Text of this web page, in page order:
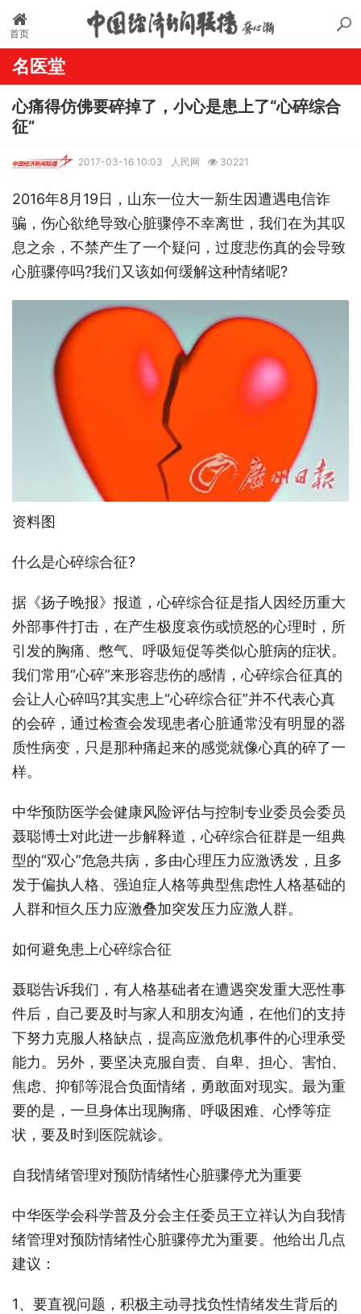
首页
名医堂
心痛得仿佛要碎掉了，小心是患上了“心碎综合
征”
2017-03-16 10:03 人民网 30221
2016年8月19日，山东一位大一新生因遭遇电信诈
骗，伤心欲绝导致心脏骤停不幸离世，我们在为其叹
息之余，不禁产生了一个疑问，过度悲伤真的会导致
心脏骤停吗?我们又该如何缓解这种情绪呢?
资料图
什么是心碎综合征?
据《扬子晚报》报道，心碎综合征是指人因经历重大
外部事件打击，在产生极度哀伤或愤怒的心理时，所
引发的胸痛、憋气、呼吸短促等类似心脏病的症状。
我们常用“心碎”来形容悲伤的感情，心碎综合征真的
会让人心碎吗?其实患上“心碎综合征”并不代表心真
的会碎，通过检查会发现患者心脏通常没有明显的器
质性病变，只是那种痛起来的感觉就像心真的碎了一
样。
中华预防医学会健康风险评估与控制专业委员会委员
聂聪博士对此进一步解释道，心碎综合征群是一组典
型的“双心”危急共病，多由心理压力应激诱发，且多
发于偏执人格、强迫症人格等典型焦虑性人格基础的
人群和恒久压力应激叠加突发压力应激人群。
如何避免患上心碎综合征
聂聪告诉我们，有人格基础者在遭遇突发重大恶性事
件后，自己要及时与家人和朋友沟通，在他们的支持
下努力克服人格缺点，提高应激危机事件的心理承受
能力。另外，要坚决克服自责、自卑、担心、害怕、
焦虑、抑郁等混合负面情绪，勇敢面对现实。最为重
要的是，一旦身体出现胸痛、呼吸困难、心悸等症
状，要及时到医院就诊。
自我情绪管理对预防情绪性心脏骤停尤为重要
中华医学会科学普及分会主任委员王立祥认为自我情
绪管理对预防情绪性心脏骤停尤为重要。他给出几点
建议：
1、要直视问题，积极主动寻找负性情绪发生背后的